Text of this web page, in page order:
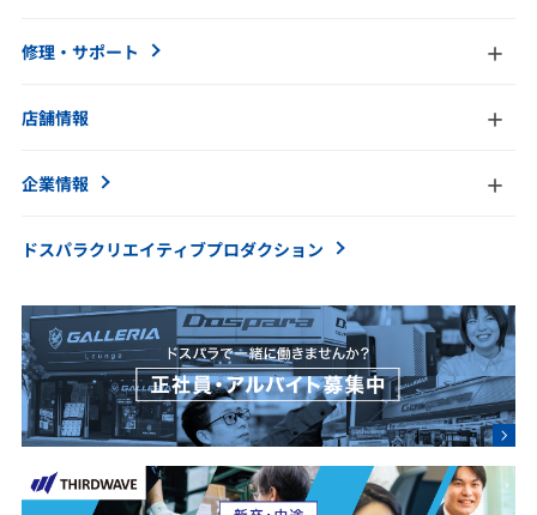
修理・サポート
店舗情報
企業情報
ドスパラクリエイティブプロダクション